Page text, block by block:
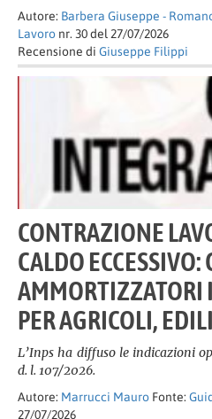
Autore: Barbera Giuseppe -
Lavoro nr. 30 del 27/07/2026
Recensione di Giuseppe Filippi
CONTRAZIONE
CALDO ECCESSIVO:
AMMORTIZZATORI
PER AGRICOLI,
L’Inps ha diffuso le indicazioni
d. l. 107/2026.
Autore: Marrucci Mauro Fonte:
27/07/2026